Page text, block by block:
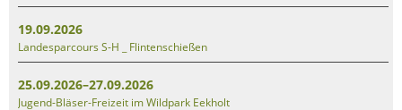
19.09.2026
Landesparcours S-H _ Flintenschießen
25.09.2026–27.09.2026
Jugend-Bläser-Freizeit im Wildpark Eekholt